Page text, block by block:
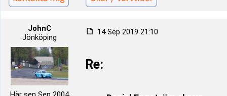
JohnC
Jönköping
14 Sep 2019 21:10
Re: